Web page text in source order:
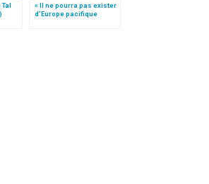
« Il ne pourra pas exister
d’Europe pacifique